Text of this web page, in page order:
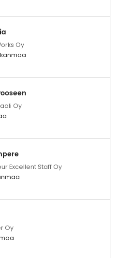
Oy
Oy
Excellent Staff Oy
Oy